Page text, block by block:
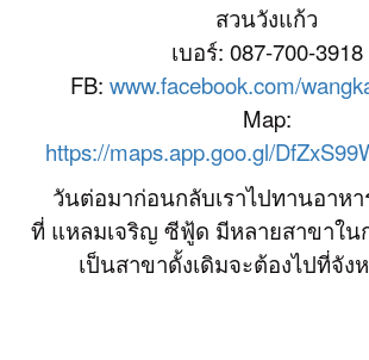
สวนวังแก้ว
เบอร์: 087-700-3918
FB: www.facebook.com/
Map:
https://maps.app.goo.gl/
วันต่อมาก่อนกลับเราไปทานอาห
ที่ แหลมเจริญ ซีฟู้ด มีหลายสาขาใน
เป็นสาขาดั้งเดิมจะต้องไปที่จัง